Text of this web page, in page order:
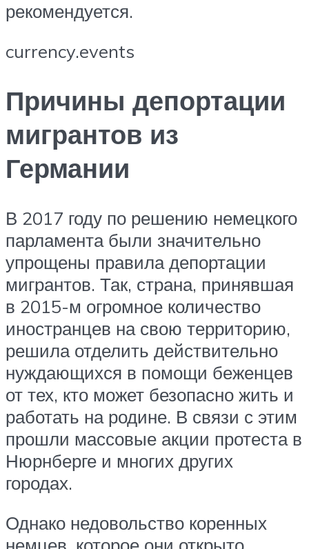
рекомендуется.
currency.events
Причины депортации
мигрантов из
Германии
В 2017 году по решению немецкого
парламента были значительно
упрощены правила депортации
мигрантов. Так, страна, принявшая
в 2015-м огромное количество
иностранцев на свою территорию,
решила отделить действительно
нуждающихся в помощи беженцев
от тех, кто может безопасно жить и
работать на родине. В связи с этим
прошли массовые акции протеста в
Нюрнберге и многих других
городах.
Однако недовольство коренных